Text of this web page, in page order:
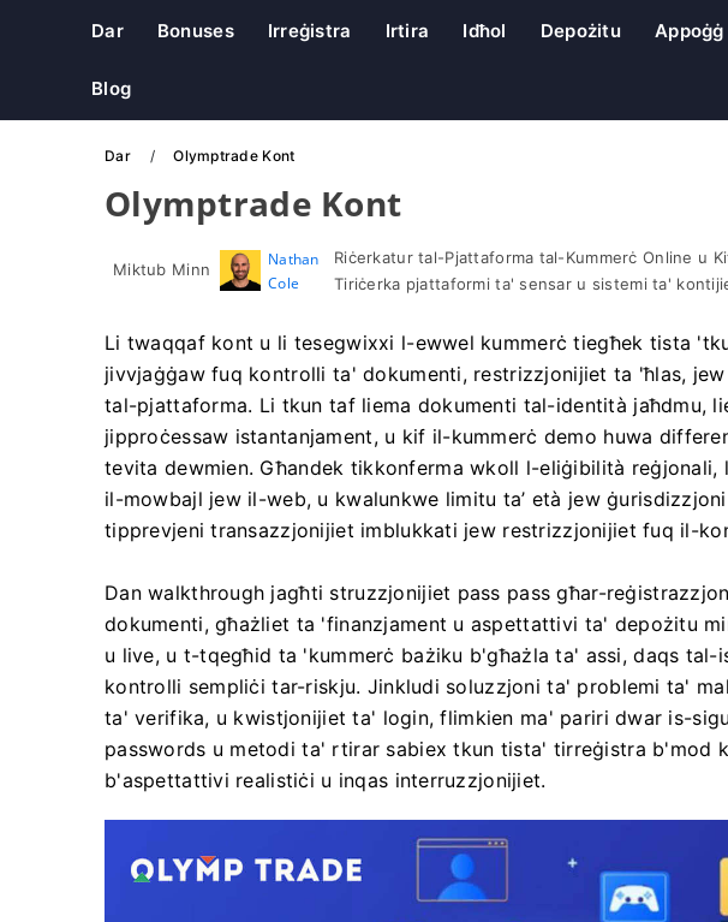
Dar Bonuses Irreġistra Irtira Idħol Depożitu Appoġġ
Blog
Dar Olymptrade Kont
Olymptrade Kont
Miktub Minn
Nathan
Cole
Riċerkatur tal-Pjattaforma tal-Kummerċ Online u
Tiriċerka pjattaformi ta' sensar u sistemi ta'
Li twaqqaf kont u li tesegwixxi l-ewwel kummerċ tiegħek tista
jivvjaġġaw fuq kontrolli ta' dokumenti, restrizzjonijiet ta 'ħlas,
tal-pjattaforma. Li tkun taf liema dokumenti tal-identità jaħdmu,
jipproċessaw istantanjament, u kif il-kummerċ demo huwa
tevita dewmien. Għandek tikkonferma wkoll l-eliġibilità
il-mowbajl jew il-web, u kwalunkwe limitu ta’ età jew
tipprevjeni transazzjonijiet imblukkati jew restrizzjonijiet fuq il-
Dan walkthrough jagħti struzzjonijiet pass pass għar-
dokumenti, għażliet ta 'finanzjament u aspettattivi ta' depożitu
u live, u t-tqegħid ta 'kummerċ bażiku b'għażla ta' assi, daqs tal-
kontrolli sempliċi tar-riskju. Jinkludi soluzzjoni ta' problemi ta'
ta' verifika, u kwistjonijiet ta' login, flimkien ma' pariri dwar is-
passwords u metodi ta' rtirar sabiex tkun tista' tirreġistra b'mod
b'aspettattivi realistiċi u inqas interruzzjonijiet.